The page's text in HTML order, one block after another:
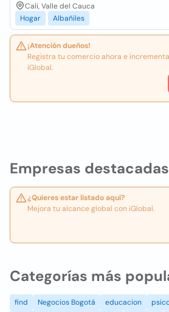
Empresas destacadas
¿Quieres estar listado aquí?
Mejora tu alcance global con iGlobal.
Cali, Valle del Cauca
Hogar
Albañiles
¡Atención dueños!
Registra tu comercio ahora e
iGlobal.
Categorías más
find Negocios Bogotá educacion